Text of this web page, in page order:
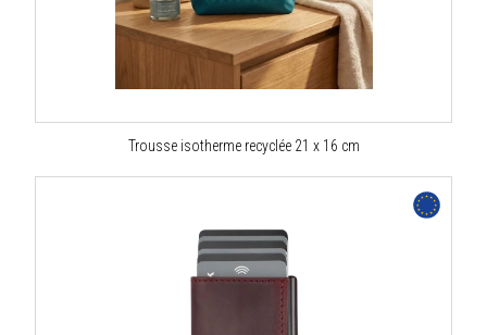
Trousse isotherme recyclée 21 x 16 cm